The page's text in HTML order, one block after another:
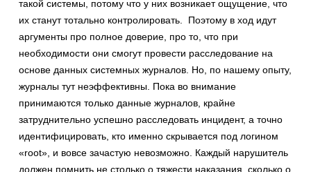
такой системы, потому что у них возникает ощущение, что
их станут тотально контролировать. Поэтому в ход идут
аргументы про полное доверие, про то, что при
необходимости они смогут провести расследование на
основе данных системных журналов. Но, по нашему опыту,
журналы тут неэффективны. Пока во внимание
принимаются только данные журналов, крайне
затруднительно успешно расследовать инцидент, а точно
идентифицировать, кто именно скрывается под логином
«root», и вовсе зачастую невозможно. Каждый нарушитель
должен помнить не столько о тяжести наказания, сколько о